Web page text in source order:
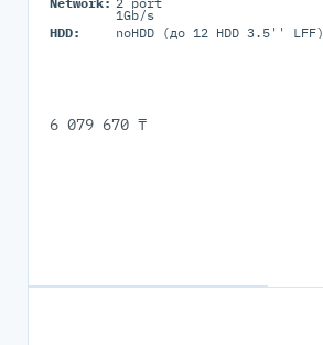
1Gb/s
HDD:
noHDD (до 12 HDD 3.5'' LFF)
6 079 670 ₸